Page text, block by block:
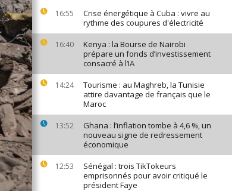
16:55
Crise énergétique à Cuba : vivre au
rythme des coupures d'électricité
16:40
Kenya : la Bourse de Nairobi
prépare un fonds d’investissement
consacré à l’IA
14:24
Tourisme : au Maghreb, la Tunisie
attire davantage de français que le
Maroc
13:52
Ghana : l’inflation tombe à 4,6 %, un
nouveau signe de redressement
économique
12:53
Sénégal : trois TikTokeurs
emprisonnés pour avoir critiqué le
président Faye